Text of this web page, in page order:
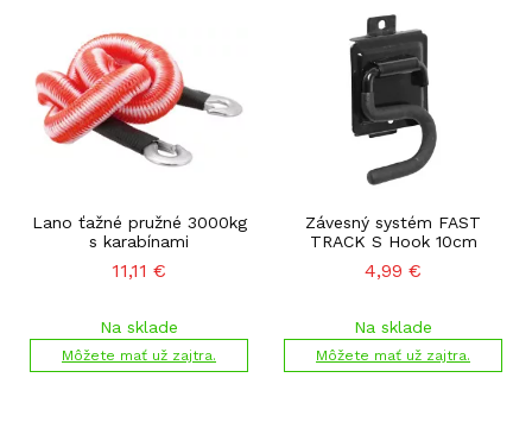
Lano ťažné pružné 3000kg
s karabínami
11,11 €
Na sklade
Môžete mať už zajtra.
Závesný systém FAST
TRACK S Hook 10cm
4,99 €
Na sklade
Môžete mať už zajtra.